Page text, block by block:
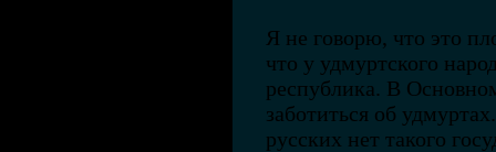
Я не говорю, что это
что у удмуртского
республика. В
заботиться об
русских нет такого